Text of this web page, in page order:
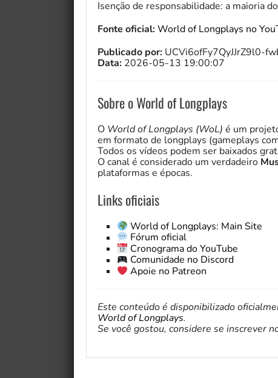
Isenção de responsabilidade: a maioria
Fonte oficial:World of Longplays no
Publicado por: UCVi6ofFy7QyJJrZ9l0-
Data: 2026-05-13 19:00:07
Sobre o World of Longplays
O World of Longplays (WoL) é um
em formato de longplays (gameplays
Todos os vídeos podem ser baixados
O canal é considerado um verdadeiro
plataformas e épocas.
Links oficiais
World of Longplays: Main Site
Fórum oficial
Cronograma do YouTube
Comunidade no Discord
Apoie no Patreon
Este conteúdo é disponibilizado
World of Longplays.
Se você gostou, considere se inscrever